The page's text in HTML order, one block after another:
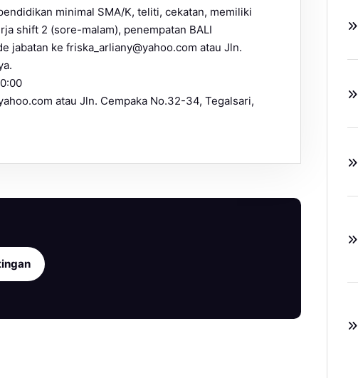
minimal SMA/K, teliti, cekatan, memiliki
shift 2 (sore-malam), penempatan BALI
jabatan ke friska_arliany@yahoo.com atau Jln.
atau Jln. Cempaka No.32-34, Tegalsari,